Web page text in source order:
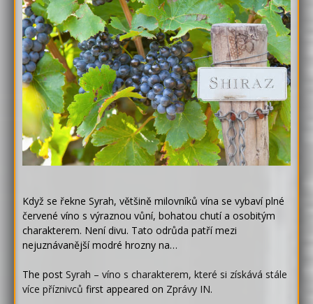
Když se řekne Syrah, většině milovníků vína se vybaví plné
červené víno s výraznou vůní, bohatou chutí a osobitým
charakterem. Není divu. Tato odrůda patří mezi
nejuznávanější modré hrozny na…
The post Syrah – víno s charakterem, které si získává stále
více příznivců first appeared on Zprávy IN.